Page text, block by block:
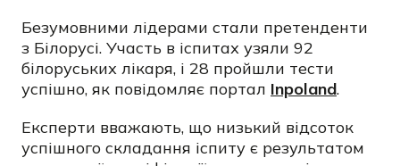
Безумовними лідерами стали претенденти
з Білорусі. Участь в іспитах узяли 92
білоруських лікаря, і 28 пройшли тести
успішно, як повідомляє портал Inpoland.
Експерти вважають, що низький відсоток
успішного складання іспиту є результатом